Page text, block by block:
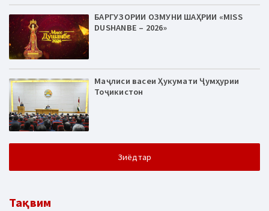
БАРГУЗОРИИ ОЗМУНИ ШАҲРИИ «MISS
DUSHANBE – 2026»
Маҷлиси васеи Ҳукумати Ҷумҳурии
Тоҷикистон
Зиёдтар
Тақвим